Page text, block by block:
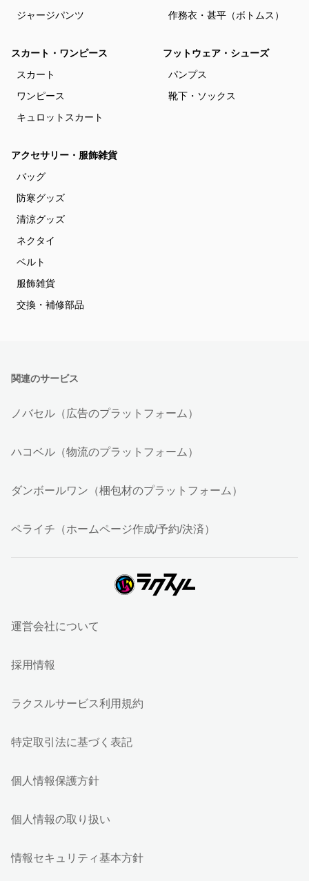
ジャージパンツ
作務衣・甚平（ボトムス）
スカート・ワンピース
スカート
ワンピース
キュロットスカート
フットウェア・シューズ
パンプス
靴下・ソックス
アクセサリー・服飾雑貨
バッグ
防寒グッズ
清涼グッズ
ネクタイ
ベルト
服飾雑貨
交換・補修部品
関連のサービス
ノバセル（広告のプラットフォーム）
ハコベル（物流のプラットフォーム）
ダンボールワン（梱包材のプラットフォーム）
ペライチ（ホームページ作成/予約/決済）
運営会社について
採用情報
ラクスルサービス利用規約
特定取引法に基づく表記
個人情報保護方針
個人情報の取り扱い
情報セキュリティ基本方針